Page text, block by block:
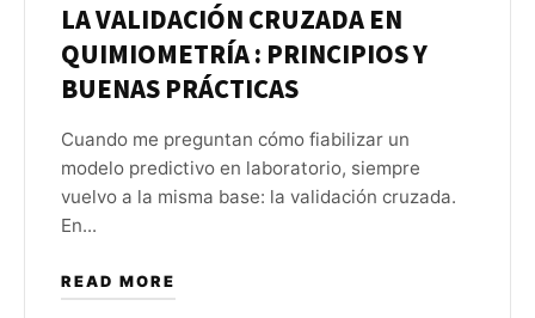
LA VALIDACIÓN CRUZADA EN
QUIMIOMETRÍA : PRINCIPIOS Y
BUENAS PRÁCTICAS
Cuando me preguntan cómo fiabilizar un
modelo predictivo en laboratorio, siempre
vuelvo a la misma base: la validación cruzada.
En...
READ MORE